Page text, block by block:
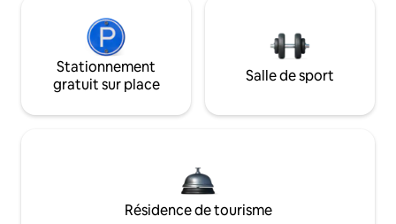
Stationnement
gratuit sur place
Salle de sport
Résidence de tourisme